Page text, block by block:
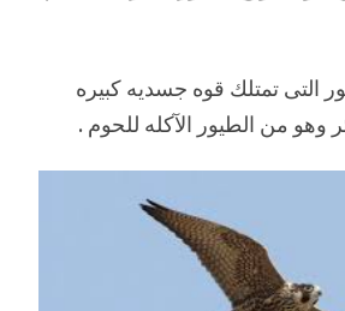
التى تمتلك قوه جسديه كبيره
وهو من الطيور الآكله للحوم .